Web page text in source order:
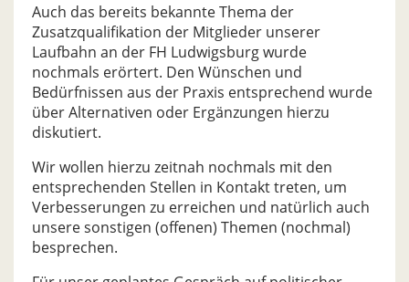
Auch das bereits bekannte Thema der
Zusatzqualifikation der Mitglieder unserer
Laufbahn an der FH Ludwigsburg wurde
nochmals erörtert. Den Wünschen und
Bedürfnissen aus der Praxis entsprechend wurde
über Alternativen oder Ergänzungen hierzu
diskutiert.
Wir wollen hierzu zeitnah nochmals mit den
entsprechenden Stellen in Kontakt treten, um
Verbesserungen zu erreichen und natürlich auch
unsere sonstigen (offenen) Themen (nochmal)
besprechen.